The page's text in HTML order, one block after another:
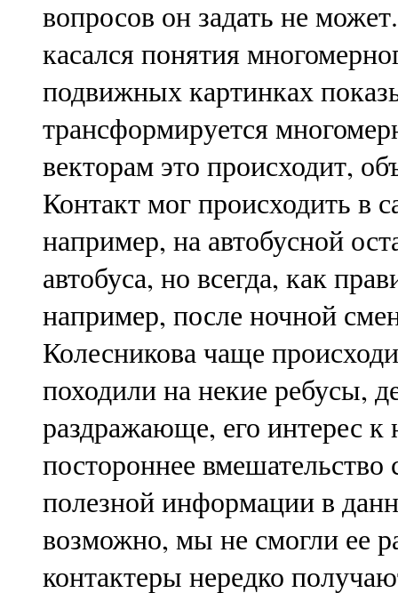
вопросов он задать не
касался понятия
подвижных картинках
трансформируется
векторам это происходит,
Контакт мог происходить в
например, на автобусной
автобуса, но всегда, как
например, после ночной
Колесникова чаще
походили на некие ребусы,
раздражающе, его интерес к
постороннее
полезной информации в
возможно, мы не смогли ее
контактеры нередко